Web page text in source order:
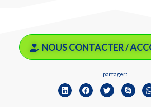
NOUS CONTACTER /
partager: